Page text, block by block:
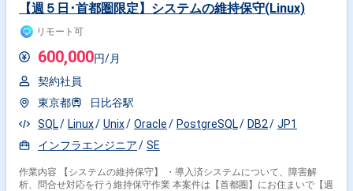
【週５日･首都圏限定】システムの維持保守(Linux)
リモート可
600,000円/月
契約社員
東京都
日比谷駅
SQL
Linux Unix Oracle PostgreSQL DB2
JP1
インフラエンジニア
SE
作業内容 【システムの維持保守】 ・導入済システムについて、障害解
析、問合せ対応を行う維持保守作業 本案件は【首都圏】にお住まいで【週